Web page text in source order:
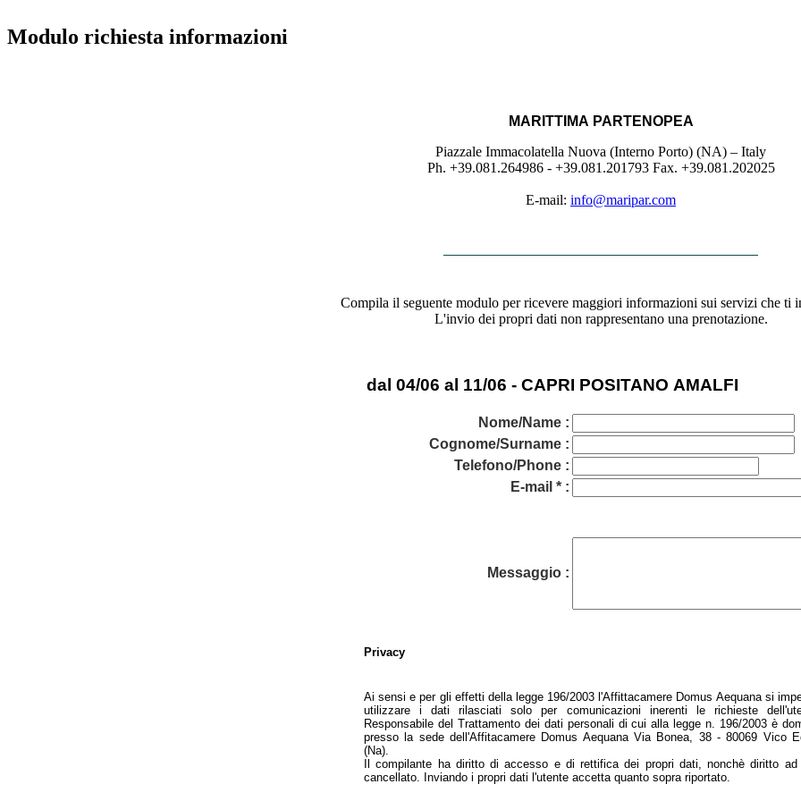
Modulo richiesta informazioni
MARITTIMA PARTENOPEA
Piazzale Immacolatella Nuova (Interno Porto) (NA) – Italy
Ph. +39.081.264986 - +39.081.201793 Fax. +39.081.202025
E-mail: info@maripar.com
Compila il seguente modulo per ricevere maggiori informazioni sui servizi che ti
L'invio dei propri dati non rappresentano una prenotazione.
Nome/Name :
Cognome/Surname :
Telefono/Phone :
E-mail * :
Messaggio :
Privacy
Ai sensi e per gli effetti della legge 196/2003 l'Affittacamere Domus Aequana si
utilizzare i dati rilasciati solo per comunicazioni inerenti le richieste
Responsabile del Trattamento dei dati personali di cui alla legge n. 196/2003 è
presso la sede dell'Affitacamere Domus Aequana Via Bonea, 38 - 80069 Vico
(Na).
Il compilante ha diritto di accesso e di rettifica dei propri dati, nonchè diritto ad
cancellato. Inviando i propri dati l'utente accetta quanto sopra riportato.